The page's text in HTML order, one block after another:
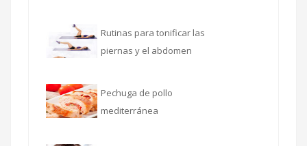
Rutinas para tonificar las
piernas y el abdomen
Pechuga de pollo
mediterránea